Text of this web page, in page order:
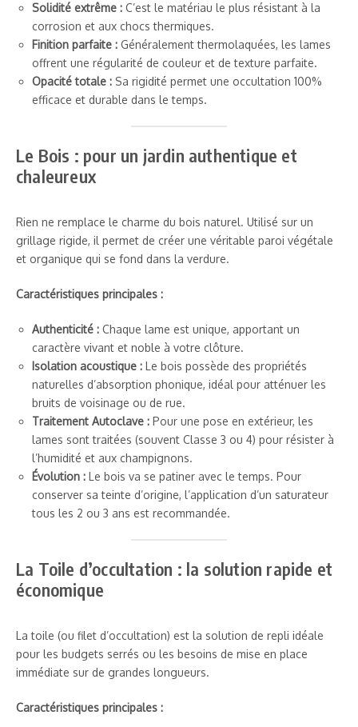
Solidité extrême : C’est le matériau le plus résistant à la
corrosion et aux chocs thermiques.
Finition parfaite : Généralement thermolaquées, les lames
offrent une régularité de couleur et de texture parfaite.
Opacité totale : Sa rigidité permet une occultation 100%
efficace et durable dans le temps.
Le Bois : pour un jardin authentique et
chaleureux
Rien ne remplace le charme du bois naturel. Utilisé sur un
grillage rigide, il permet de créer une véritable paroi végétale
et organique qui se fond dans la verdure.
Caractéristiques principales :
Authenticité : Chaque lame est unique, apportant un
caractère vivant et noble à votre clôture.
Isolation acoustique : Le bois possède des propriétés
naturelles d’absorption phonique, idéal pour atténuer les
bruits de voisinage ou de rue.
Traitement Autoclave : Pour une pose en extérieur, les
lames sont traitées (souvent Classe 3 ou 4) pour résister à
l’humidité et aux champignons.
Évolution : Le bois va se patiner avec le temps. Pour
conserver sa teinte d’origine, l’application d’un saturateur
tous les 2 ou 3 ans est recommandée.
La Toile d’occultation : la solution rapide et
économique
La toile (ou filet d’occultation) est la solution de repli idéale
pour les budgets serrés ou les besoins de mise en place
immédiate sur de grandes longueurs.
Caractéristiques principales :